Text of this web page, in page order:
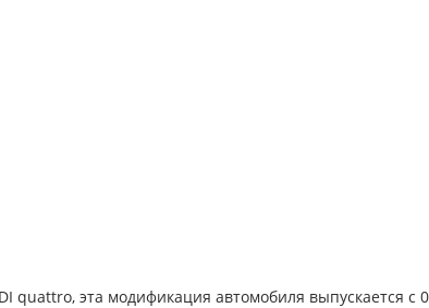
quattro, эта модификация автомобиля выпускается с